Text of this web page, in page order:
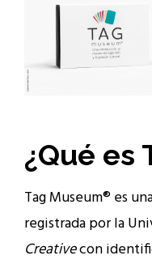
¿Qué es
Tag Museum® es
registrada por la
Creativecon